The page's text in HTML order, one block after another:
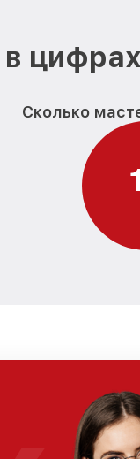
цифрах
Сколько
1